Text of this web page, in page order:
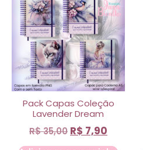
Pack Capas Coleção
Lavender Dream
R$35,00 R$ 7,90